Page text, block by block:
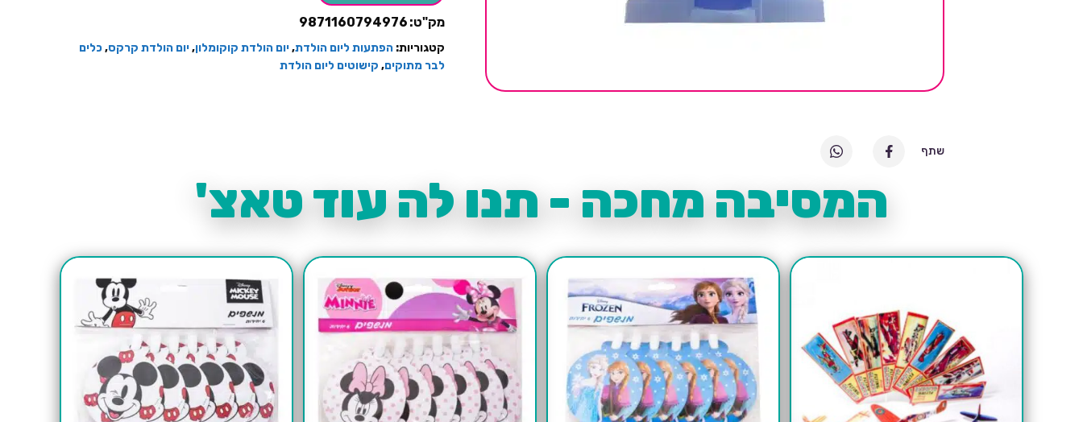
שתף
מק"ט: 9871160794976
קטגוריות: הפתעות ליום הולדת,יום הולדת קוקומלון,יום הולדת קרקס,כלים
לבר מתוקים, קישוטים ליום הולדת
המסיבה מחכה - תנו לה עוד טאצ'